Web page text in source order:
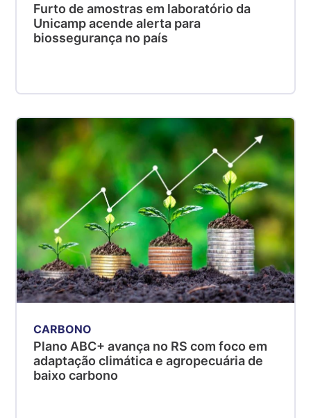
Furto de amostras em laboratório da
Unicamp acende alerta para
biossegurança no país
CARBONO
Plano ABC+ avança no RS com foco em
adaptação climática e agropecuária de
baixo carbono